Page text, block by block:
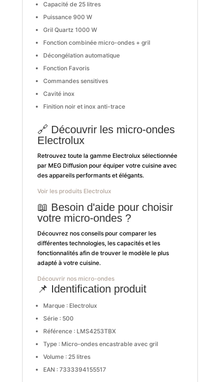
Capacité de 25 litres
Puissance 900 W
Gril Quartz 1000 W
Fonction combinée micro-ondes + gril
Décongélation automatique
Fonction Favoris
Commandes sensitives
Cavité inox
Finition noir et inox anti-trace
🔗 Découvrir les micro-ondes
Electrolux
Retrouvez toute la gamme Electrolux sélectionnée
par MEG Diffusion pour équiper votre cuisine avec
des appareils performants et élégants.
Voir les produits Electrolux
📖 Besoin d'aide pour choisir
votre micro-ondes ?
Découvrez nos conseils pour comparer les
différentes technologies, les capacités et les
fonctionnalités afin de trouver le modèle le plus
adapté à votre cuisine.
Découvrir nos micro-ondes
📌 Identification produit
Marque : Electrolux
Série : 500
Référence : LMS4253TBX
Type : Micro-ondes encastrable avec gril
Volume : 25 litres
EAN : 7333394155517